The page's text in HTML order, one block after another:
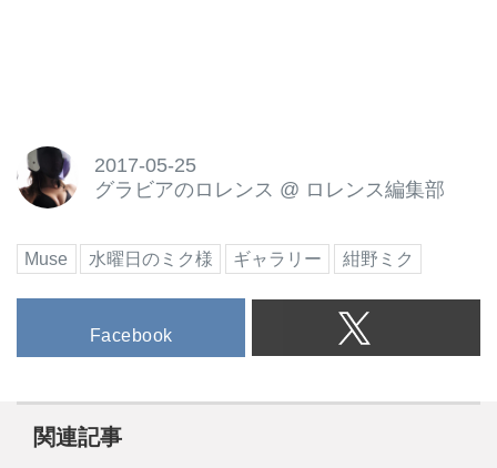
2017-05-25
グラビアのロレンス @ ロレンス編集部
Muse 水曜日のミク様 ギャラリー 紺野ミク
Facebook
関連記事